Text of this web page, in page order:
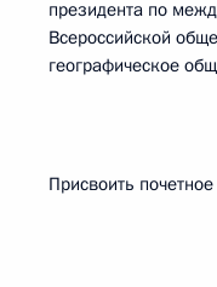
президента по
Всероссийской
географическое
Присвоить